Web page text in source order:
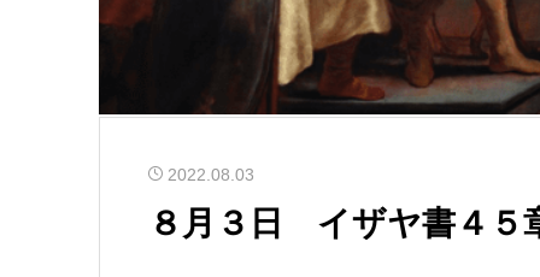
2022.08.03
８月３日 イザヤ書４５